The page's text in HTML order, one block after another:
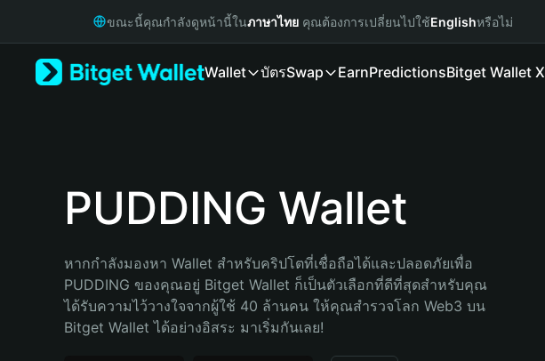
Русский
Bahasa Indonesia
ขณะนี้คุณกำลังดูหน้านี้ในภาษาไทย คุณต้องการเปลี่ยนไปใช้Englishหรือไม่
Wallet บัตรSwap EarnPredictionsBitget Wallet X
PUDDING Wallet
หากกำลังมองหา Wallet สำหรับคริปโตที่เชื่อถือได้และปลอดภัยเพื่อ
PUDDING ของคุณอยู่ Bitget Wallet ก็เป็นตัวเลือกที่ดีที่สุดสำหรับคุณ
ได้รับความไว้วางใจจากผู้ใช้ 40 ล้านคน ให้คุณสำรวจโลก Web3 บน
Bitget Wallet ได้อย่างอิสระ มาเริ่มกันเลย!